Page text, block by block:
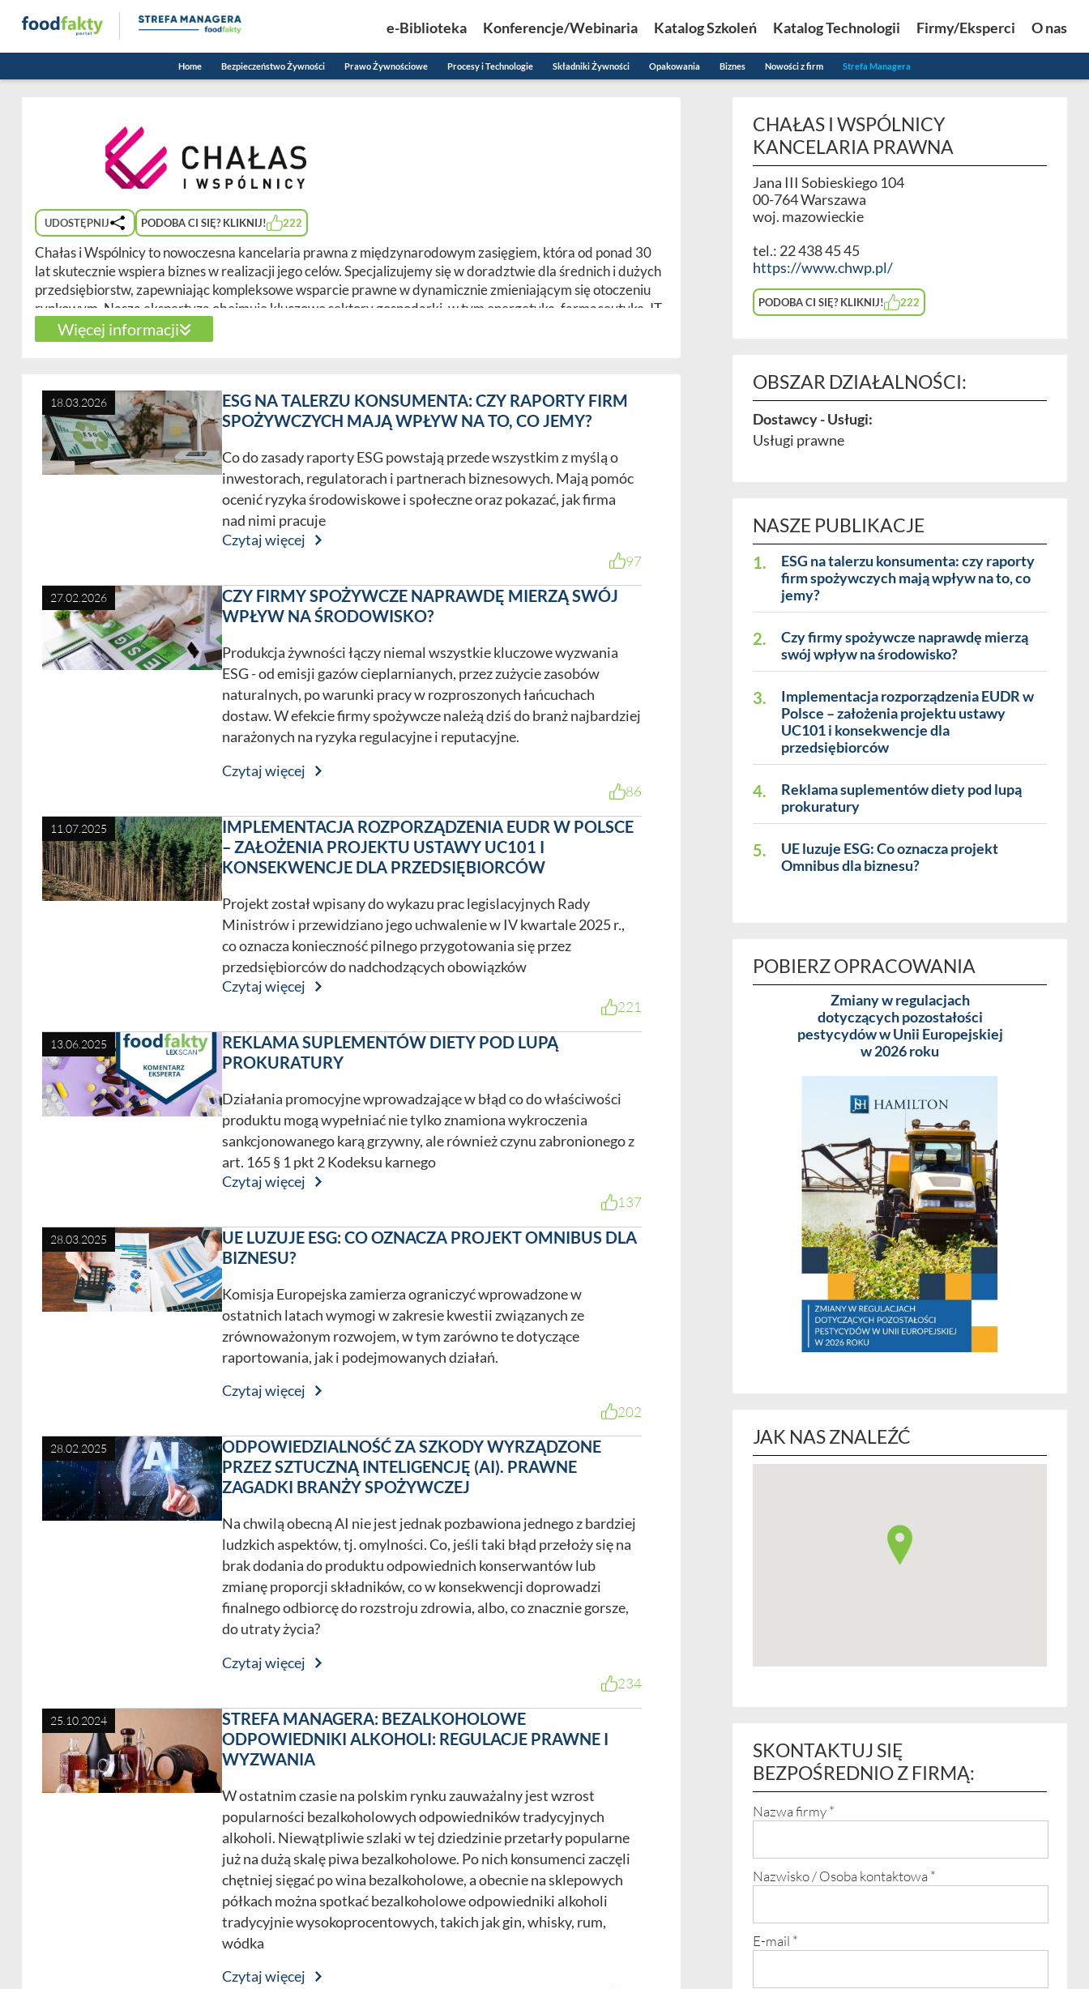
e-Biblioteka Konferencje/Webinaria Katalog Szkoleń Katalog Technologii Firmy/Eksperci O nas
Home Bezpieczeństwo Żywności Prawo Żywnościowe Procesy i Technologie Składniki Żywności Opakowania Biznes Nowości z firm Strefa Managera
UDOSTĘPNIJ PODOBA CI SIĘ? KLIKNIJ! 222
Chałas i Wspólnicy to nowoczesna kancelaria prawna z międzynarodowym zasięgiem, która od ponad 30
lat skutecznie wspiera biznes w realizacji jego celów. Specjalizujemy się w doradztwie dla średnich i dużych
przedsiębiorstw, zapewniając kompleksowe wsparcie prawne w dynamicznie zmieniającym się otoczeniu
rynkowym. Nasza ekspertyza obejmuje kluczowe sektory gospodarki, w tym energetykę, farmaceutykę, IT,
przemysł chemiczny, logistykę, budownictwo oraz sektor finansowy.
Dzięki interdyscyplinarnym zespołom oraz wieloletniemu doświadczeniu, skutecznie wspieramy naszych
Klientów na każdym etapie prowadzenia działalności, od bieżącej obsługi prawnej po strategiczne
transakcje i kompleksowe procesy sądowe.
Prawo to nie tylko konieczność – to strategia rozwoju. Tworzymy wartość, minimalizujemy ryzyko,
wspieramy Twój biznes każdego dnia.
woj. małopolskie
Słowa kluczowe:prawo żywnościowe, doradztwo prawne, obsługa prawna
Więcej informacji
18.03.2026
ESG NA TALERZU KONSUMENTA: CZY RAPORTY FIRM
SPOŻYWCZYCH MAJĄ WPŁYW NA TO, CO JEMY?
Co do zasady raporty ESG powstają przede wszystkim z myślą o
inwestorach, regulatorach i partnerach biznesowych. Mają pomóc
ocenić ryzyka środowiskowe i społeczne oraz pokazać, jak firma
nad nimi pracuje
Czytaj więcej
97
27.02.2026
CZY FIRMY SPOŻYWCZE NAPRAWDĘ MIERZĄ SWÓJ
WPŁYW NA ŚRODOWISKO?
Produkcja żywności łączy niemal wszystkie kluczowe wyzwania
ESG - od emisji gazów cieplarnianych, przez zużycie zasobów
naturalnych, po warunki pracy w rozproszonych łańcuchach
dostaw. W efekcie firmy spożywcze należą dziś do branż najbardziej
narażonych na ryzyka regulacyjne i reputacyjne.
Czytaj więcej
86
11.07.2025
IMPLEMENTACJA ROZPORZĄDZENIA EUDR W POLSCE
– ZAŁOŻENIA PROJEKTU USTAWY UC101 I
KONSEKWENCJE DLA PRZEDSIĘBIORCÓW
Projekt został wpisany do wykazu prac legislacyjnych Rady
Ministrów i przewidziano jego uchwalenie w IV kwartale 2025 r.,
co oznacza konieczność pilnego przygotowania się przez
przedsiębiorców do nadchodzących obowiązków
Czytaj więcej
221
13.06.2025
REKLAMA SUPLEMENTÓW DIETY POD LUPĄ
PROKURATURY
Działania promocyjne wprowadzające w błąd co do właściwości
produktu mogą wypełniać nie tylko znamiona wykroczenia
sankcjonowanego karą grzywny, ale również czynu zabronionego z
art. 165 § 1 pkt 2 Kodeksu karnego
Czytaj więcej
137
28.03.2025
UE LUZUJE ESG: CO OZNACZA PROJEKT OMNIBUS DLA
BIZNESU?
Komisja Europejska zamierza ograniczyć wprowadzone w
ostatnich latach wymogi w zakresie kwestii związanych ze
zrównoważonym rozwojem, w tym zarówno te dotyczące
raportowania, jak i podejmowanych działań.
Czytaj więcej
202
28.02.2025
ODPOWIEDZIALNOŚĆ ZA SZKODY WYRZĄDZONE
PRZEZ SZTUCZNĄ INTELIGENCJĘ (AI). PRAWNE
ZAGADKI BRANŻY SPOŻYWCZEJ
Na chwilą obecną AI nie jest jednak pozbawiona jednego z bardziej
ludzkich aspektów, tj. omylności. Co, jeśli taki błąd przełoży się na
brak dodania do produktu odpowiednich konserwantów lub
zmianę proporcji składników, co w konsekwencji doprowadzi
finalnego odbiorcę do rozstroju zdrowia, albo, co znacznie gorsze,
do utraty życia?
Czytaj więcej
234
25.10.2024
STREFA MANAGERA: BEZALKOHOLOWE
ODPOWIEDNIKI ALKOHOLI: REGULACJE PRAWNE I
WYZWANIA
W ostatnim czasie na polskim rynku zauważalny jest wzrost
popularności bezalkoholowych odpowiedników tradycyjnych
alkoholi. Niewątpliwie szlaki w tej dziedzinie przetarły popularne
już na dużą skalę piwa bezalkoholowe. Po nich konsumenci zaczęli
chętniej sięgać po wina bezalkoholowe, a obecnie na sklepowych
półkach można spotkać bezalkoholowe odpowiedniki alkoholi
tradycyjnie wysokoprocentowych, takich jak gin, whisky, rum,
wódka
Czytaj więcej
CHAŁAS I WSPÓLNICY
KANCELARIA PRAWNA
Jana III Sobieskiego 104
00-764 Warszawa
woj. mazowieckie
tel.: 22 438 45 45
https://www.chwp.pl/
PODOBA CI SIĘ? KLIKNIJ! 222
OBSZAR DZIAŁALNOŚCI:
Dostawcy - Usługi:
Usługi prawne
NASZE PUBLIKACJE
1.
ESG na talerzu konsumenta: czy raporty
firm spożywczych mają wpływ na to, co
jemy?
2.
Czy firmy spożywcze naprawdę mierzą
swój wpływ na środowisko?
3.
Implementacja rozporządzenia EUDR w
Polsce – założenia projektu ustawy
UC101 i konsekwencje dla
przedsiębiorców
4.
Reklama suplementów diety pod lupą
prokuratury
5.
UE luzuje ESG: Co oznacza projekt
Omnibus dla biznesu?
POBIERZ OPRACOWANIA
Zmiany w regulacjach
dotyczących pozostałości
pestycydów w Unii Europejskiej
w 2026 roku
JAK NAS ZNALEŹĆ
SKONTAKTUJ SIĘ
BEZPOŚREDNIO Z FIRMĄ:
Nazwa firmy*
Nazwisko / Osoba kontaktowa *
E-mail *